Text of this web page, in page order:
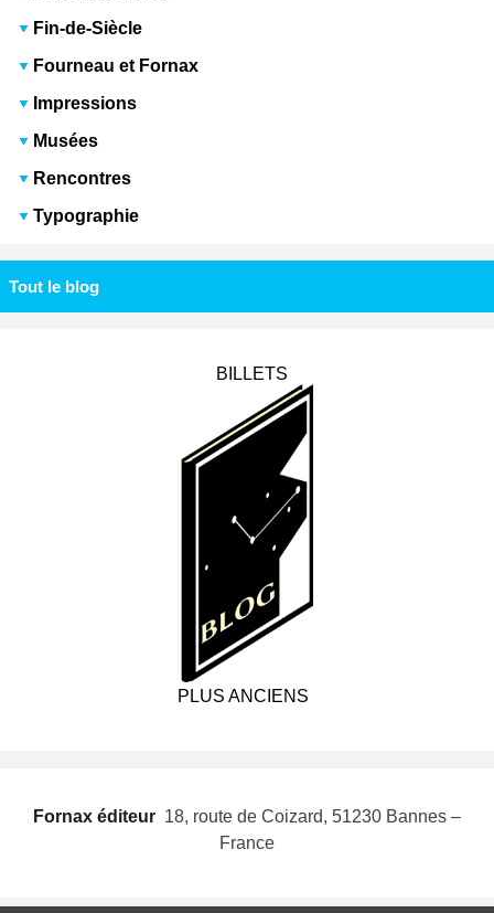
Fin-de-Siècle
Fourneau et Fornax
Impressions
Musées
Rencontres
Typographie
Tout le blog
BILLETS
PLUS ANCIENS
Fornax éditeur  18, route de Coizard, 51230 Bannes –
France